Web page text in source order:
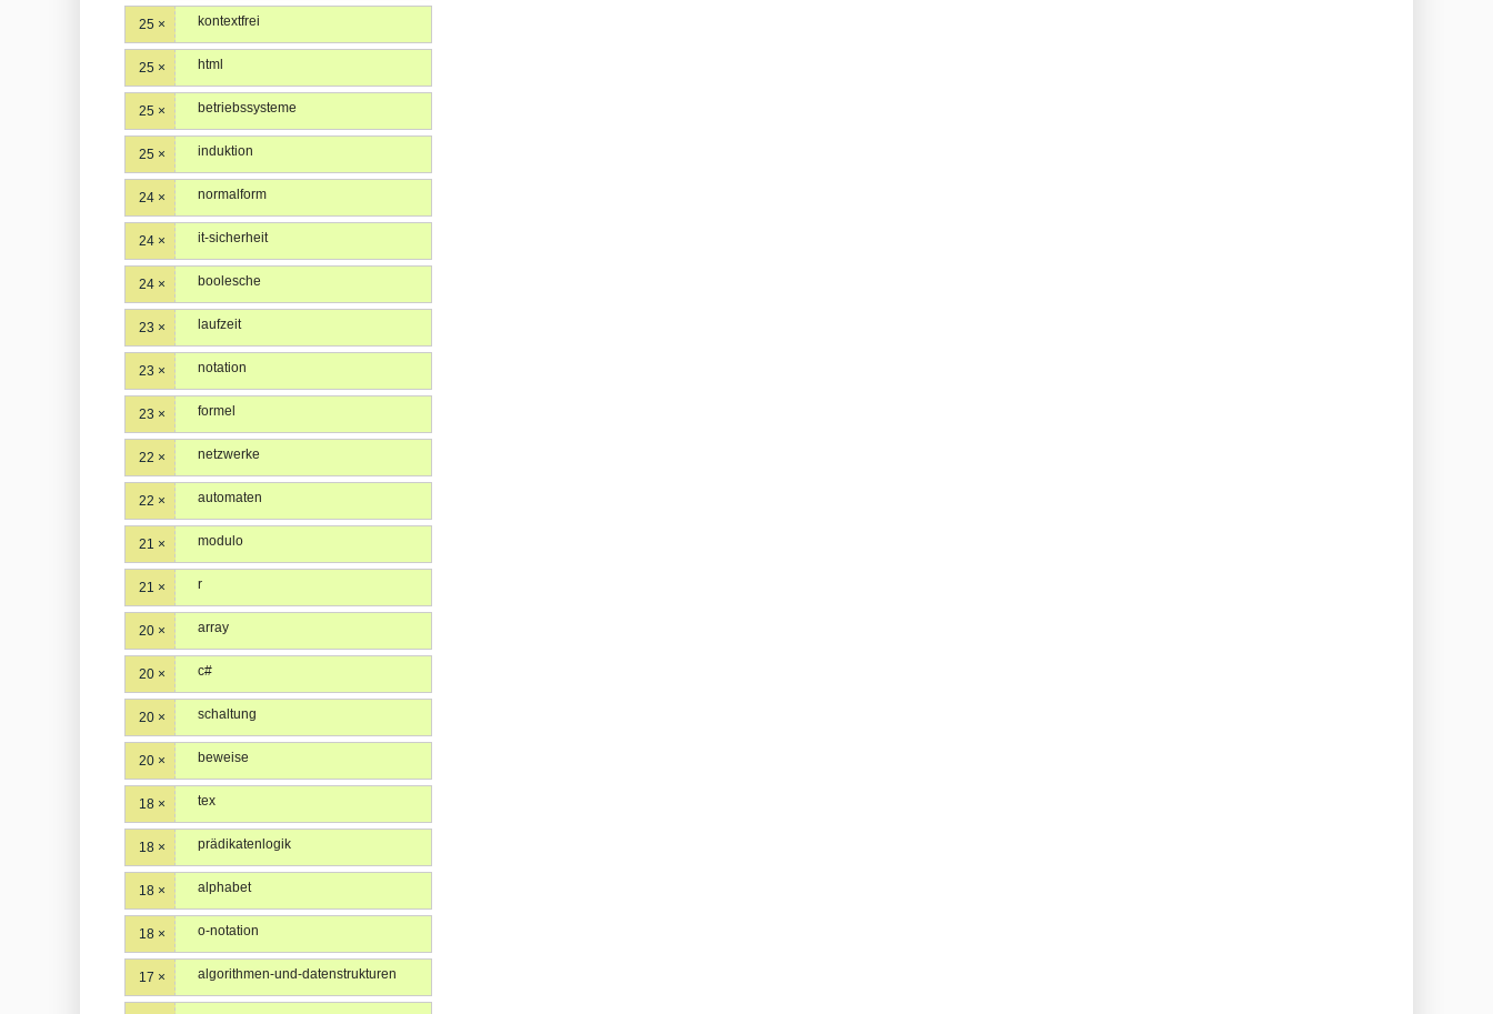
25 × kontextfrei
25 × html
25 × betriebssysteme
25 × induktion
24 × normalform
24 × it-sicherheit
24 × boolesche
23 × laufzeit
23 × notation
23 × formel
22 × netzwerke
22 × automaten
21 × modulo
21 × r
20 × array
20 × c#
20 × schaltung
20 × beweise
18 × tex
18 × prädikatenlogik
18 × alphabet
18 × o-notation
17 × algorithmen-und-datenstrukturen